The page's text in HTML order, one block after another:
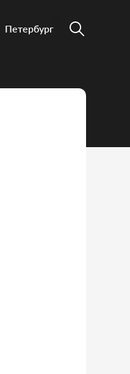
Петербург